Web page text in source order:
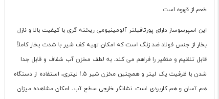
طعم از قهوه است.
این اسپرسوساز دارای پورتافیلتر آلومینیومی ریخته گری با کیفیت بالا و نازل
بخار از جنس فولاد ضد زنگ است که امکان تهیه کف شیر با شدت بخار کاملاً
قابل تنظیم و متغیر را فراهم می کند. به لطف مخزن آب شفاف و قابل جدا
شدن با ظرفیت یک لیتر و همچنین مخزن شیر 1.5 لیتری، استفاده از دستگاه
هم آسان و هم کاربردی است. نشانگر خارجی سطح آب، امکان مشاهده میزان